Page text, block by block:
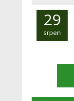
29
srpen